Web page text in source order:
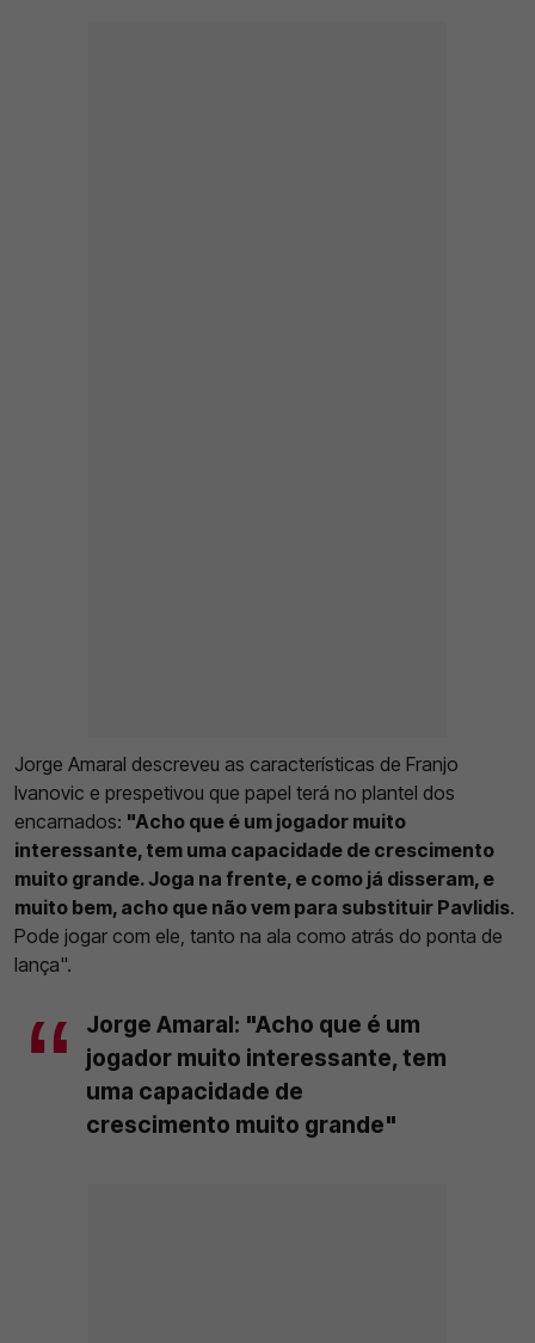
Jorge Amaral descreveu as características de Franjo
Ivanovic e prespetivou que papel terá no plantel dos
encarnados: "Acho que é um jogador muito
interessante, tem uma capacidade de crescimento
muito grande. Joga na frente, e como já disseram, e
muito bem, acho que não vem para substituir Pavlidis.
Pode jogar com ele, tanto na ala como atrás do ponta de
lança".
Jorge Amaral: "Acho que é um
jogador muito interessante, tem
uma capacidade de
crescimento muito grande"